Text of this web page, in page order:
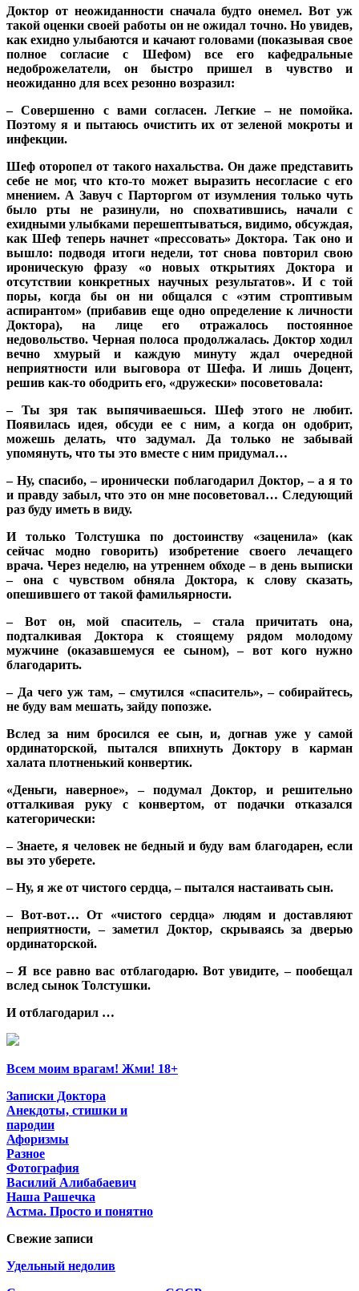
Доктор от неожиданности сначала будто онемел. Вот уж
такой оценки своей работы он не ожидал точно. Но увидев,
как ехидно улыбаются и качают головами (показывая свое
полное согласие с Шефом) все его кафедральные
недоброжелатели, он быстро пришел в чувство и
неожиданно для всех резонно возразил:
– Совершенно с вами согласен. Легкие – не помойка.
Поэтому я и пытаюсь очистить их от зеленой мокроты и
инфекции.
Шеф оторопел от такого нахальства. Он даже представить
себе не мог, что кто-то может выразить несогласие с его
мнением. А Завуч с Парторгом от изумления только чуть
было рты не разинули, но спохватившись, начали с
ехидными улыбками перешептываться, видимо, обсуждая,
как Шеф теперь начнет «прессовать» Доктора. Так оно и
вышло: подводя итоги недели, тот снова повторил свою
ироническую фразу «о новых открытиях Доктора и
отсутствии конкретных научных результатов». И с той
поры, когда бы он ни общался с «этим строптивым
аспирантом» (прибавив еще одно определение к личности
Доктора), на лице его отражалось постоянное
недовольство. Черная полоса продолжалась. Доктор ходил
вечно хмурый и каждую минуту ждал очередной
неприятности или выговора от Шефа. И лишь Доцент,
решив как-то ободрить его, «дружески» посоветовала:
– Ты зря так выпячиваешься. Шеф этого не любит.
Появилась идея, обсуди ее с ним, а когда он одобрит,
можешь делать, что задумал. Да только не забывай
упомянуть, что ты это вместе с ним придумал…
– Ну, спасибо, – иронически поблагодарил Доктор, – а я то
и правду забыл, что это он мне посоветовал… Следующий
раз буду иметь в виду.
И только Толстушка по достоинству «заценила» (как
сейчас модно говорить) изобретение своего лечащего
врача. Через неделю, на утреннем обходе – в день выписки
– она с чувством обняла Доктора, к слову сказать,
опешившего от такой фамильярности.
– Вот он, мой спаситель, – стала причитать она,
подталкивая Доктора к стоящему рядом молодому
мужчине (оказавшемуся ее сыном), – вот кого нужно
благодарить.
– Да чего уж там, – смутился «спаситель», – собирайтесь,
не буду вам мешать, зайду попозже.
Вслед за ним бросился ее сын, и, догнав уже у самой
ординаторской, пытался впихнуть Доктору в карман
халата плотненький конвертик.
«Деньги, наверное», – подумал Доктор, и решительно
отталкивая руку с конвертом, от подачки отказался
категорически:
– Знаете, я человек не бедный и буду вам благодарен, если
вы это уберете.
– Ну, я же от чистого сердца, – пытался настаивать сын.
– Вот-вот… От «чистого сердца» людям и доставляют
неприятности, – заметил Доктор, скрываясь за дверью
ординаторской.
– Я все равно вас отблагодарю. Вот увидите, – пообещал
вслед сынок Толстушки.
И отблагодарил …
Всем моим врагам! Жми! 18+
Записки Доктора
Анекдоты, стишки и
пародии
Афоризмы
Разное
Фотография
Василий Алибабаевич
Наша Рашечка
Астма. Просто и понятно
Свежие записи
Удельный недолив